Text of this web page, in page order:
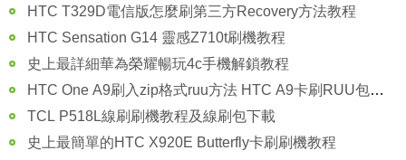
HTC T329D電信版怎麼刷第三方Recovery方法教程
HTC Sensation G14 靈感Z710t刷機教程
史上最詳細華為榮耀暢玩4c手機解鎖教程
HTC One A9刷入zip格式ruu方法 HTC A9卡刷RUU包教程
TCL P518L線刷刷機教程及線刷包下載
史上最簡單的HTC X920E Butterfly卡刷刷機教程